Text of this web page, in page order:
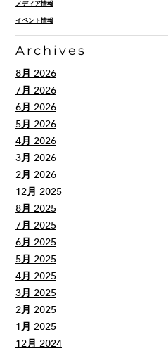
メディア情報
イベント情報
Archives
8月 2026
7月 2026
6月 2026
5月 2026
4月 2026
3月 2026
2月 2026
12月 2025
8月 2025
7月 2025
6月 2025
5月 2025
4月 2025
3月 2025
2月 2025
1月 2025
12月 2024